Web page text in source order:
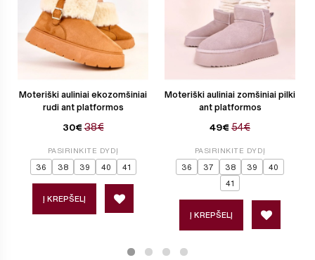
Moteriški auliniai ekozomšiniai
rudi ant platformos
30€ 38€
PASIRINKITE DYDĮ
36 38 39 40 41
Į KREPŠELĮ
Moteriški auliniai zomšiniai pilki
ant platformos
49€ 54€
PASIRINKITE DYDĮ
36 37 38 39 40
41
Į KREPŠELĮ